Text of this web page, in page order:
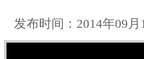
发布时间：2014年09月